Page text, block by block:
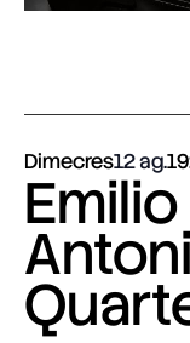
Dimecres12 ag.